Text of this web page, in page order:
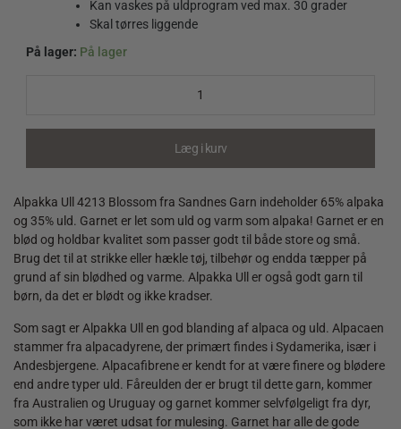
Kan vaskes på uldprogram ved max. 30 grader
Skal tørres liggende
På lager: På lager
Alpakka
Læg i kurv
Alpakka Ull 4213 Blossom fra Sandnes Garn indeholder 65% alpaka
og 35% uld. Garnet er let som uld og varm som alpaka! Garnet er en
blød og holdbar kvalitet som passer godt til både store og små.
Brug det til at strikke eller hækle tøj, tilbehør og endda tæpper på
grund af sin blødhed og varme. Alpakka Ull er også godt garn til
børn, da det er blødt og ikke kradser.
Som sagt er Alpakka Ull en god blanding af alpaca og uld. Alpacaen
stammer fra alpacadyrene, der primært findes i Sydamerika, især i
Andesbjergene. Alpacafibrene er kendt for at være finere og blødere
end andre typer uld. Fåreulden der er brugt til dette garn, kommer
fra Australien og Uruguay og garnet kommer selvfølgeligt fra dyr,
som ikke har været udsat for mulesing. Garnet har alle de gode